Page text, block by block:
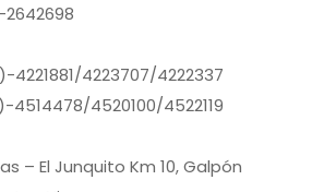
4221881/4223707/4222337
4514478/4520100/4522119
– El Junquito Km 10, Galpón